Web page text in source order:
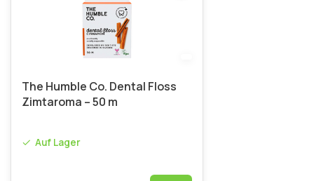
The Humble Co. Dental Floss
Zimtaroma – 50 m
Auf Lager